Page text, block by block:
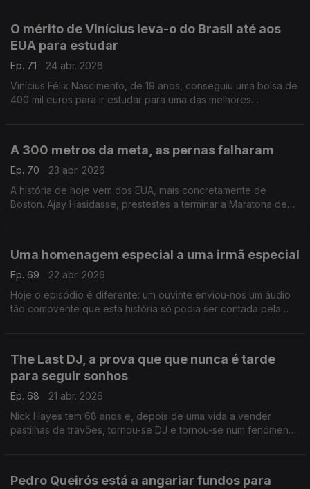
O mérito de Vinícius leva-o do Brasil até aos
EUA para estudar
Ep. 71
24 abr. 2026
Vinícius Félix Nascimento, de 19 anos, conseguiu uma bolsa de
400 mil euros para ir estudar para uma das melhores
A 300 metros da meta, as pernas falharam
Ep. 70
23 abr. 2026
A história de hoje vem dos EUA, mais concretamente de
Boston. Ajay Hasidasse, prestestes a terminar a Maratona de
Uma homenagem especial a uma irmã especial
Ep. 69
22 abr. 2026
Hoje o episódio é diferente: um ouvinte enviou-nos um áudio
tão comovente que esta história só podia ser contada pela
The Last DJ, a prova que que nunca é tarde
para seguir sonhos
Ep. 68
21 abr. 2026
Nick Hayes tem 68 anos e, depois de uma vida a vender
pastilhas de travões, tornou-se DJ e tornou-se num fenómeno
Pedro Queirós está a angariar fundos para